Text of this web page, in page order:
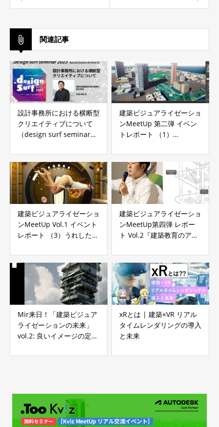
関連記事
設計事務所における横断型
クリエイティブについて
（design surf seminar
にあるもの-）
建築ビジュアライゼーショ
ンMeetUp 第二弾 イベン
トレポート （1）
Maxでインタラクティブな
ビジュアライゼーショ
ン！』
建築ビジュアライゼーショ
ンMeetUp Vol.1 イベント
レポート （3）うれしたの
半）
建築ビジュアライゼーショ
ンMeetUp第四弾 レポー
ト Vol.2『建築教育のアッ
Mir来日！「建築ビジュア
ライゼーションの未来」
vol.2: 良いイメージの定義
クトを通して
xRとは | 建築×VR リアル
タイムレンダリングの導入
と未来